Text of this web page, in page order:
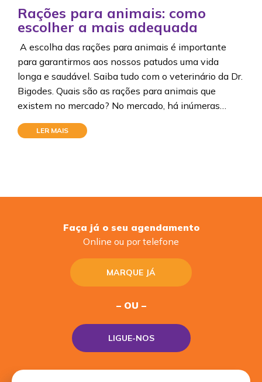
Rações para animais: como
escolher a mais adequada
A escolha das rações para animais é importante
para garantirmos aos nossos patudos uma vida
longa e saudável. Saiba tudo com o veterinário da Dr.
Bigodes. Quais são as rações para animais que
existem no mercado? No mercado, há inúmeras…
LER MAIS
Faça já o seu agendamento
Online ou por telefone
MARQUE JÁ
– OU –
LIGUE-NOS